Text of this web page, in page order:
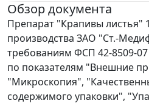
Обзор документа
Препарат "Крапивы листья"
производства ЗАО "Ст.-
требованиям ФСП 42-8509-07
по показателям "Внешние
"Микроскопия",
содержимого упаковки",